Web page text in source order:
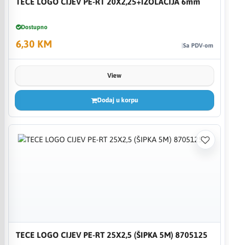
Dostupno
6,30 KM Sa PDV-om
View
Dodaj u korpu
TECE LOGO CIJEV PE-RT 25X2,5 (ŠIPKA 5M) 8705125